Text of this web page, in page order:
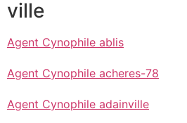
ville
Agent Cynophile ablis
Agent Cynophile acheres-78
Agent Cynophile adainville